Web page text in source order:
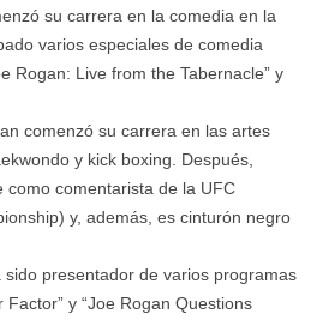
su carrera en la comedia en la
varios especiales de comedia
Rogan: Live from the Tabernacle” y
comenzó su carrera en las artes
y kick boxing. Después,
como comentarista de la UFC
y, además, es cinturón negro
sido presentador de varios programas
y “Joe Rogan Questions